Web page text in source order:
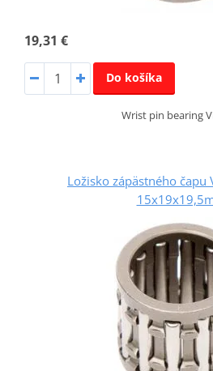
19,31 €
Do košíka
Wrist pin bearing
Ložisko zápästného čapu